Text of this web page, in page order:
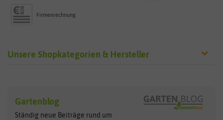
Firmenrechnung
Unsere Shopkategorien & Hersteller
Exotische Samen
Gemüsesamen
Arche Noah Clever Pots
Gartenblog
Ständig neue Beiträge rund um